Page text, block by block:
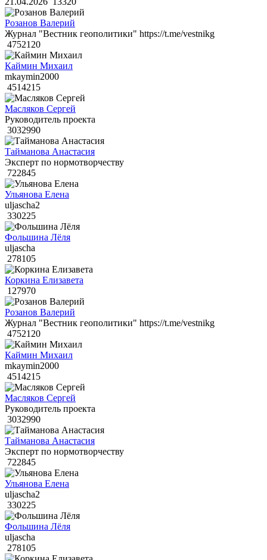
Розанов Валерий
Журнал "Вестник геополитики" https://t.me/vestnikg
4752120
Каймин Михаил
mkaymin2000
4514215
Масляков Сергей
Руководитель проекта
3032990
Тайманова Анастасия
Эксперт по нормотворчеству
722845
Ульянова Елена
uljascha2
330225
Фольшина Лёля
uljascha
278105
Коркина Елизавета
127970
Розанов Валерий
Журнал "Вестник геополитики" https://t.me/vestnikg
4752120
Каймин Михаил
mkaymin2000
4514215
Масляков Сергей
Руководитель проекта
3032990
Тайманова Анастасия
Эксперт по нормотворчеству
722845
Ульянова Елена
uljascha2
330225
Фольшина Лёля
uljascha
278105